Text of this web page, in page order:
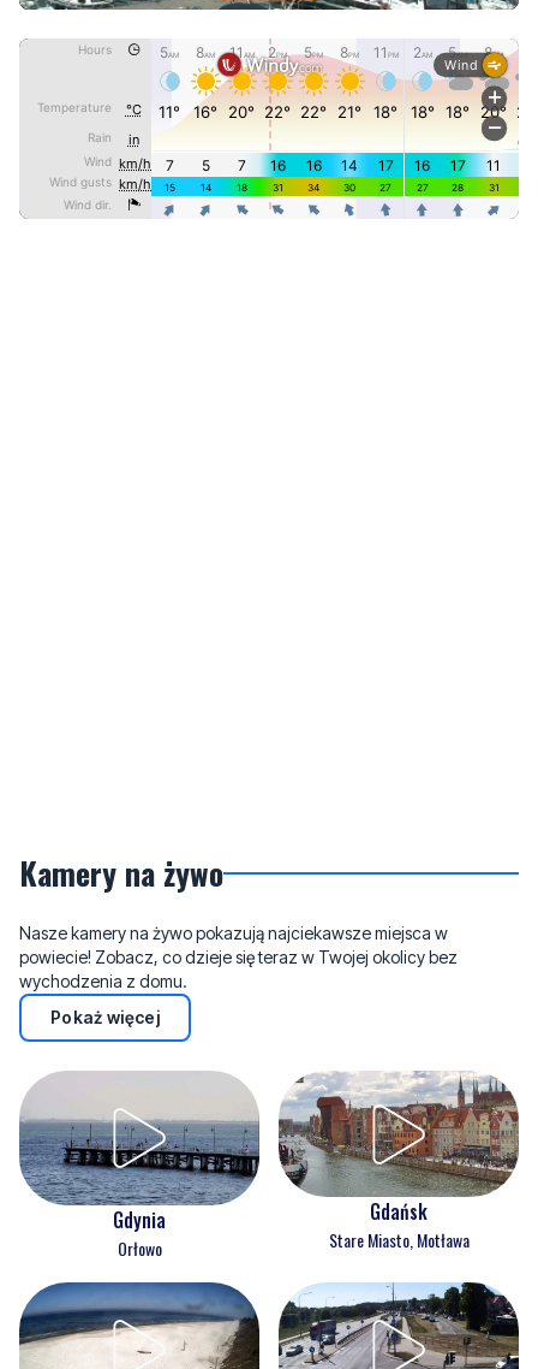
Kamery na żywo
Nasze kamery na żywo pokazują najciekawsze miejsca w
powiecie! Zobacz, co dzieje się teraz w Twojej okolicy bez
wychodzenia z domu.
Pokaż więcej
Gdynia
Orłowo
Gdańsk
Stare Miasto, Motława